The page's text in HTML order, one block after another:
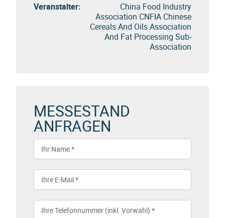
Veranstalter:
China Food Industry
Association CNFIA Chinese
Cereals And Oils Association
And Fat Processing Sub-
Association
MESSESTAND
ANFRAGEN